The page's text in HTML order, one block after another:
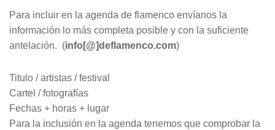
Para incluir en la agenda de flamenco envíanos la
información lo más completa posible y con la suficiente
antelación. (info[@]deflamenco.com)
Titulo / artistas / festival
Cartel / fotografías
Fechas + horas + lugar
Para la inclusión en la agenda tenemos que comprobar la